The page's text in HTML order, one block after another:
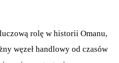
rolę w historii Omanu,
węzeł handlowy od czasów